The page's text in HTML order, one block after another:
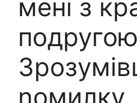
мені з
nомилку,